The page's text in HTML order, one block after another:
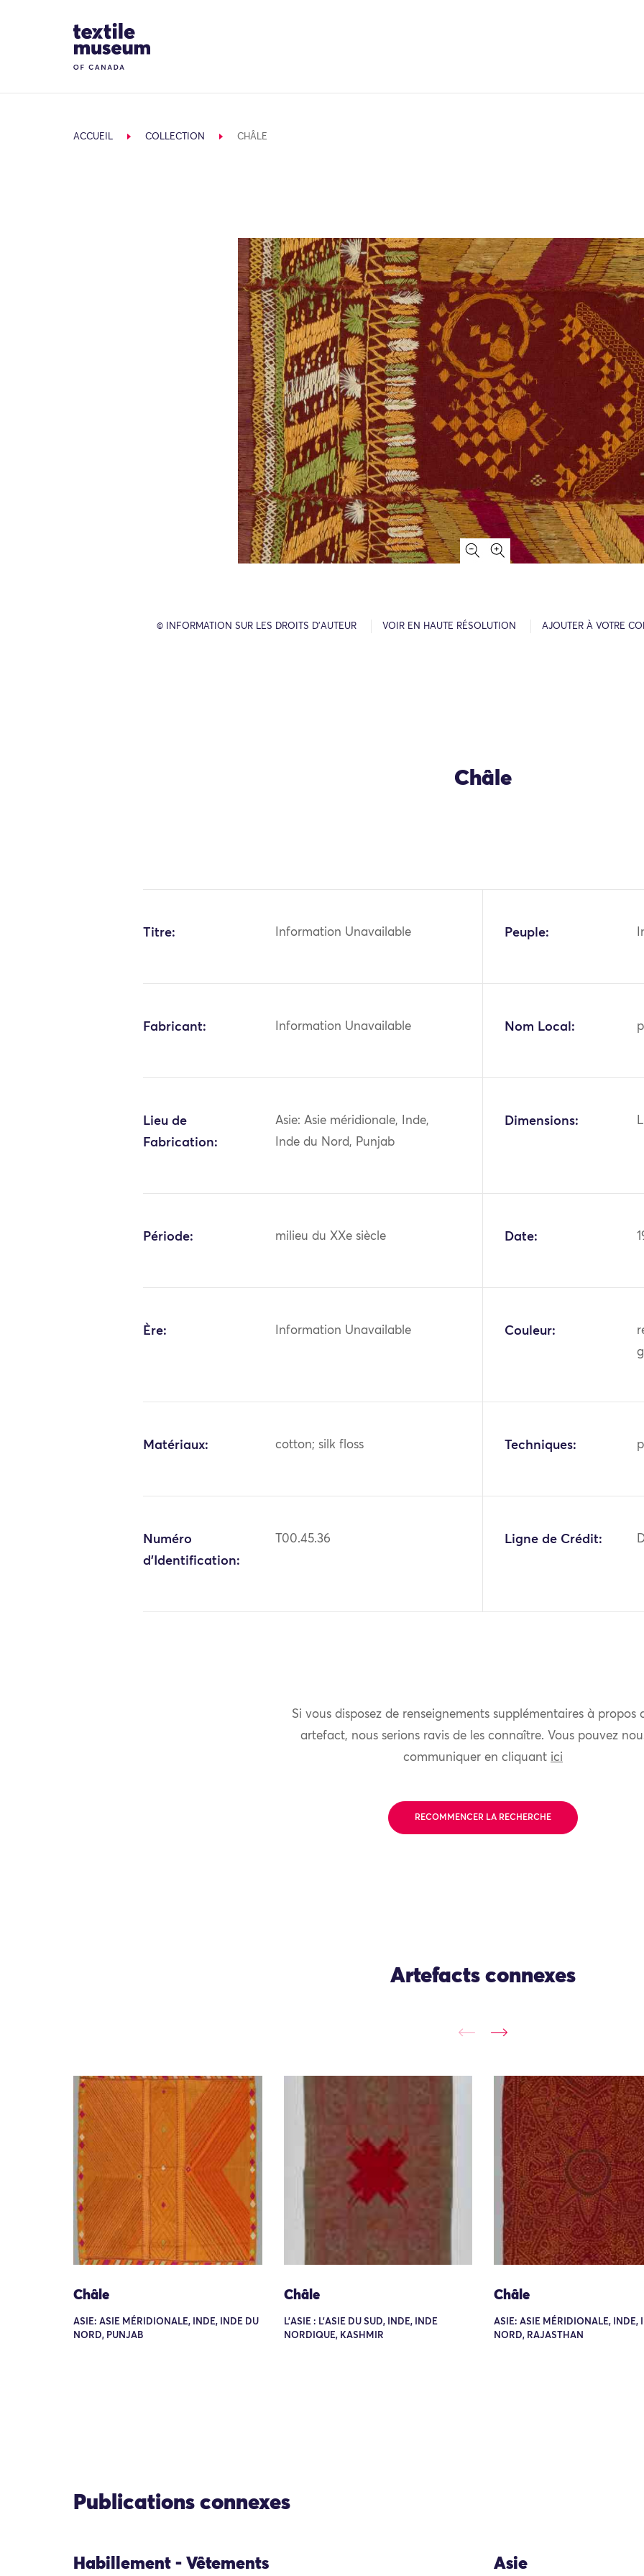
Site Logo
ACCUEIL COLLECTION CHÂLE
© INFORMATION SUR LES DROITS D’AUTEUR VOIR EN HAUTE RÉSOLUTION AJOUTER À VOTRE
Châle
Titre: Information Unavailable Peuple:
Fabricant: Information Unavailable Nom Local:
Lieu de
Fabrication:
Asie: Asie méridionale, Inde,
Inde du Nord, Punjab
Dimensions:
Période: milieu du XXe siècle Date:
Ère: Information Unavailable Couleur:
Matériaux: cotton; silk floss Techniques:
Numéro
d'Identification:
T00.45.36 Ligne de Crédit:
Si vous disposez de renseignements supplémentaires à propos
artefact, nous serions ravis de les connaître. Vous pouvez
communiquer en cliquant ici
RECOMMENCER LA RECHERCHE
Artefacts connexes
Châle
ASIE: ASIE MÉRIDIONALE, INDE, INDE DU
NORD, PUNJAB
Châle
L'ASIE : L'ASIE DU SUD, INDE, INDE
NORDIQUE, KASHMIR
Châle
ASIE: ASIE MÉRIDIONALE, INDE,
NORD, RAJASTHAN
Publications connexes
Habillement - Vêtements Asie